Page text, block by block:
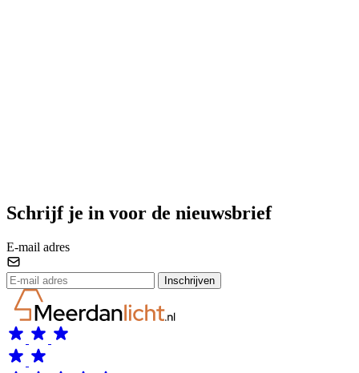
Schrijf je in voor de nieuwsbrief
E-mail adres
Inschrijven